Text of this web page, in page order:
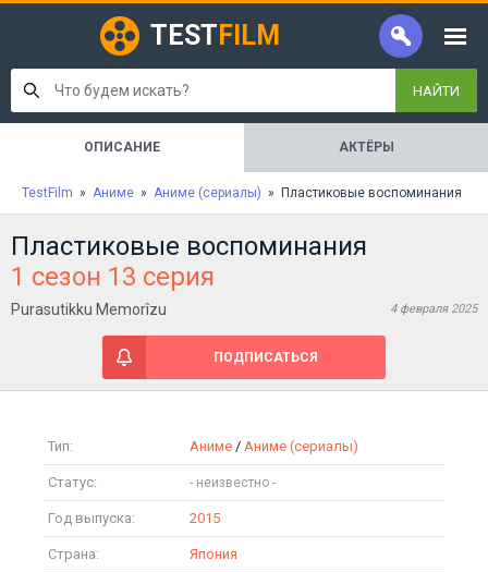
TEST FILM
НАЙТИ
ОПИСАНИЕ АКТЁРЫ
TestFilm » Аниме » Аниме (сериалы) » Пластиковые воспоминания
Пластиковые воспоминания
1 сезон 13 серия
Purasutikku Memorîzu 4 февраля 2025
ПОДПИСАТЬСЯ
Тип: Аниме / Аниме (сериалы)
Статус:
Год выпуска: 2015
Страна: Япония